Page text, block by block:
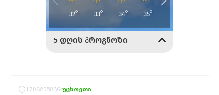
1786265836 უცხოეთი